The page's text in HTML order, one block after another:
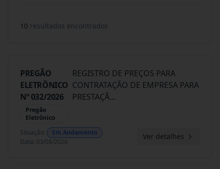
10 resultados encontrados
PREGÃO
ELETRÔNICO
Nº 032/2026
Pregão
Eletrônico
REGISTRO DE PREÇOS PARA
CONTRATAÇÃO DE EMPRESA PARA
PRESTAÇÃ...
Situação:
Em Andamento
Data: 03/08/2026
Ver detalhes